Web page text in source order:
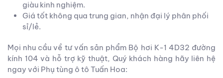
giàu kinh nghiệm.
Giá tốt không qua trung gian, nhận đại lý phân phối
sỉ/lẻ.
Mọi nhu cầu về tư vấn sản phẩm Bộ hơi K-1 4D32 đường
kính 104 và hỗ trợ kỹ thuật, Quý khách hàng hãy liên hệ
ngay với Phụ tùng ô tô Tuấn Hoa: